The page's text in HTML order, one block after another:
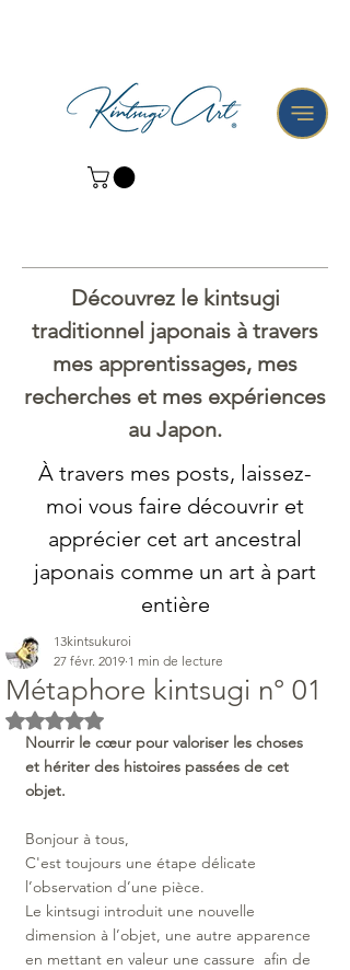
Découvrez le kintsugi
traditionnel japonais à travers
mes apprentissages, mes
recherches et mes expériences
au Japon.
À travers mes posts, laissez-
moi vous faire découvrir et
apprécier cet art ancestral
japonais comme un art à part
entière
Métaphore kintsugi n° 01
13kintsukuroi
27 févr. 2019 1 min de lecture
Noté NaN étoiles sur 5.
Nourrir le cœur pour valoriser les choses
et hériter des histoires passées de cet
objet.
Bonjour à tous,
C'est toujours une étape délicate
l’observation d’une pièce.
Le kintsugi introduit une nouvelle
dimension à l’objet, une autre apparence
en mettant en valeur une cassure  afin de